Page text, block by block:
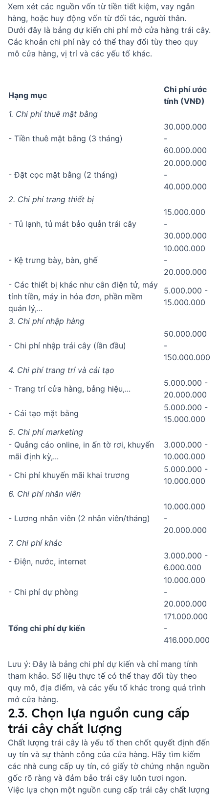
Xem xét các nguồn vốn từ tiền tiết kiệm, vay ngân
hàng, hoặc huy động vốn từ đối tác, người thân.
Dưới đây là bảng dự kiến chi phí mở cửa hàng trái cây.
Các khoản chi phí này có thể thay đổi tùy theo quy
mô cửa hàng, vị trí và các yếu tố khác.
Hạng mục
Chi phí ước
tính (VNĐ)
1. Chi phí thuê mặt bằng
- Tiền thuê mặt bằng (3 tháng)
30.000.000
-
60.000.000
- Đặt cọc mặt bằng (2 tháng)
20.000.000
-
40.000.000
2. Chi phí trang thiết bị
- Tủ lạnh, tủ mát bảo quản trái cây
15.000.000
-
30.000.000
- Kệ trưng bày, bàn, ghế
10.000.000
-
20.000.000
- Các thiết bị khác như cân điện tử, máy
tính tiền, máy in hóa đơn, phần mềm
quản lý,...
5.000.000 -
15.000.000
3. Chi phí nhập hàng
- Chi phí nhập trái cây (lần đầu)
50.000.000
-
150.000.000
4. Chi phí trang trí và cải tạo
- Trang trí cửa hàng, bảng hiệu,...
5.000.000 -
20.000.000
- Cải tạo mặt bằng
5.000.000 -
15.000.000
5. Chi phí marketing
- Quảng cáo online, in ấn tờ rơi, khuyến
mãi định kỳ,...
3.000.000 -
10.000.000
- Chi phí khuyến mãi khai trương
5.000.000 -
10.000.000
6. Chi phí nhân viên
- Lương nhân viên (2 nhân viên/tháng)
10.000.000
-
20.000.000
7. Chi phí khác
- Điện, nước, internet
3.000.000 -
6.000.000
- Chi phí dự phòng
10.000.000
-
20.000.000
Tổng chi phí dự kiến
171.000.000
-
416.000.000
Lưu ý: Đây là bảng chi phí dự kiến và chỉ mang tính
tham khảo. Số liệu thực tế có thể thay đổi tùy theo
quy mô, địa điểm, và các yếu tố khác trong quá trình
mở cửa hàng.
2.3. Chọn lựa nguồn cung cấp
trái cây chất lượng
Chất lượng trái cây là yếu tố then chốt quyết định đến
uy tín và sự thành công của cửa hàng. Hãy tìm kiếm
các nhà cung cấp uy tín, có giấy tờ chứng nhận nguồn
gốc rõ ràng và đảm bảo trái cây luôn tươi ngon.
Việc lựa chọn một nguồn cung cấp trái cây chất lượng